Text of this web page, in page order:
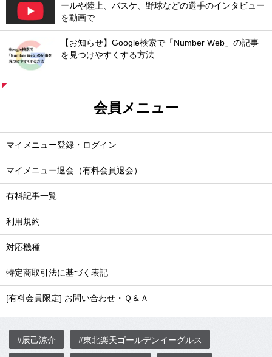
ールや陸上、バスケ、野球などの選手のインタビュー
を動画で
【お知らせ】Google検索で「Number Web」の記事
を見つけやすくする方法
会員メニュー
マイメニュー登録・ログイン
マイメニュー退会（有料会員退会）
有料記事一覧
利用規約
対応機種
特定商取引法に基づく表記
[有料会員限定] お問い合わせ・Ｑ＆Ａ
#辰己涼介 #東北楽天ゴールデンイーグルス